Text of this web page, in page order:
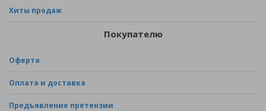
Хиты продаж
Покупателю
Оферта
Оплата и доставка
Предъявление претензии